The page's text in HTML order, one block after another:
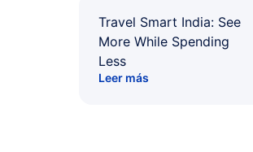
Travel Smart India: See
More While Spending
Less
Leer más